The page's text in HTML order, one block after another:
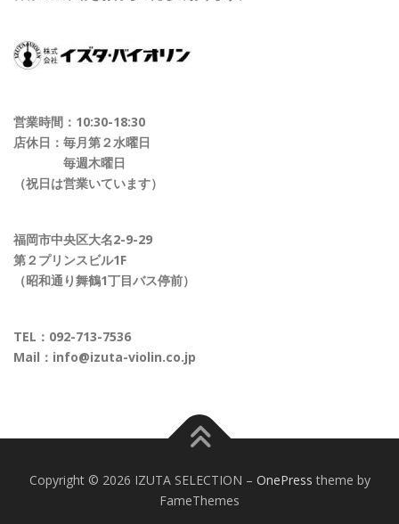
営業時間：10:30-18:30
店休日：毎月第２水曜日
毎週木曜日
（祝日は営業いています）
福岡市中央区大名2-9-29
第２プリンスビル1F
（昭和通り舞鶴1丁目バス停前）
TEL： 092-713-7536
Mail： info@izuta-violin.co.jp
Copyright © 2026 IZUTA SELECTION – OnePress theme by
FameThemes